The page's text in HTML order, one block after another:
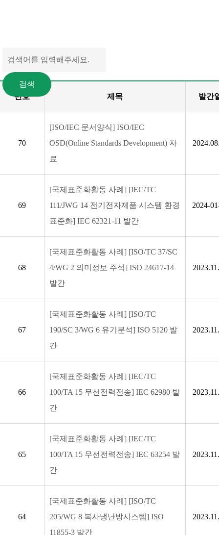
번호 제목 발간
70
[ISO/IEC 문서양식] ISO/IEC
OSD(Online Standards Development) 자
료
69
[국제표준화활동 사례] [IEC/TC
111/JWG 14 전기전자제품 시스템 환경
표준화] IEC 62321-11 발간
2024-
68
[국제표준화활동 사례] [ISO/TC 37/SC
4/WG 2 의미정보 주석] ISO 24617-14
발간
67
[국제표준화활동 사례] [ISO/TC
190/SC 3/WG 6 유기분석] ISO 5120 발
간
66
[국제표준화활동 사례] [IEC/TC
100/TA 15 무선전력전송] IEC 62980 발
간
65
[국제표준화활동 사례] [IEC/TC
100/TA 15 무선전력전송] IEC 63254 발
간
64
[국제표준화활동 사례] [ISO/TC
205/WG 8 복사냉난방시스템] ISO
11855-3 발간